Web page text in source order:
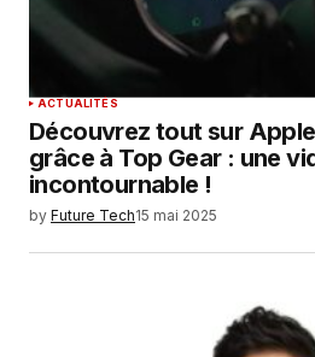
ACTUALITÉS
Découvrez tout sur
grâce à Top Gear : une
incontournable !
by Future Tech15 mai 2025